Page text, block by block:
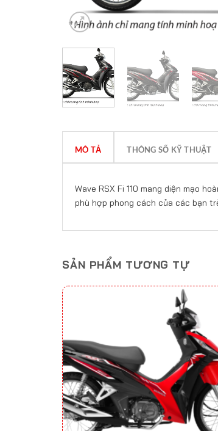
MÔ TẢ THÔNG SỐ KỸ THUẬT
Wave RSX Fi 110 mang diện mạo
phù hợp phong cách của các bạn
SẢN PHẨM TƯƠNG TỰ